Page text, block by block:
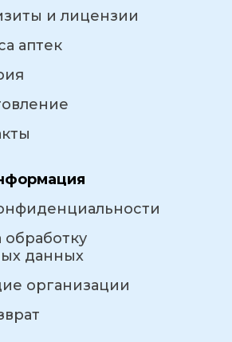
и лицензии
аптек
обработку
данных
организации